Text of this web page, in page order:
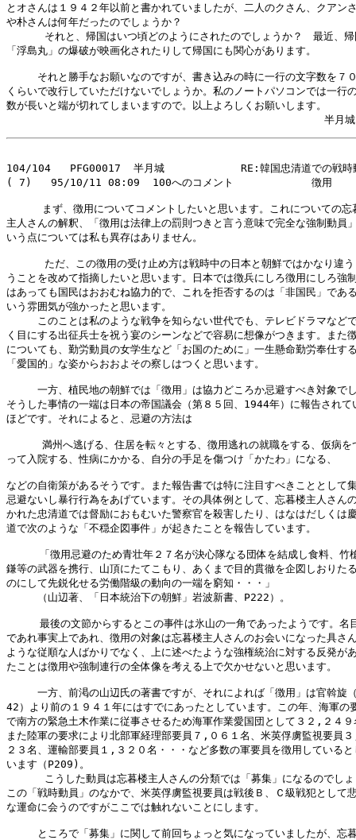
とオさんは１９４２年以前と書かれていましたが、二人のクさん、クアン
や朴さんは何年だったのでしょうか？
それと、帰国はいつ頃どのようにされたのでしょうか？　最近、
「浮島丸」の爆破が映画化されたりして帰国にも関心があります。
それと勝手なお願いなのですが、書き込みの時に一行の文字数を７
くらいで改行していただけないでしょうか。私のノートパソコンでは一行
数が長いと端が切れてしまいますので。以上よろしくお願いします。
104/104   PFG00017  半月城            RE:韓国忠清道での戦時動
( 7)   95/10/11 08:09  100へのコメント         　　徴用
　まず、徴用についてコメントしたいと思います。これについての忘
主人さんの解釈、「徴用は法律上の罰則つきと言う意味で完全な強制動員
いう点については私も異存はありません。
ただ、この徴用の受け止め方は戦時中の日本と朝鮮ではかなり違
うことを改めて指摘したいと思います。日本では徴兵にしろ徴用にしろ強
はあっても国民はおおむね協力的で、これを拒否するのは「非国民」であ
いう雰囲気が強かったと思います。
このことは私のような戦争を知らない世代でも、テレビドラマなど
く目にする出征兵士を祝う宴のシーンなどで容易に想像がつきます。また
についても、勤労動員の女学生など「お国のために」一生懸命勤労奉仕す
「愛国的」な姿からおおよその察しはつくと思います。
一方、植民地の朝鮮では「徴用」は協力どころか忌避すべき対象で
そうした事情の一端は日本の帝国議会（第８５回、1944年）に報告されて
ほどです。それによると、忌避の方法は
　満州へ逃げる、住居を転々とする、徴用逃れの就職をする、仮病を
って入院する、性病にかかる、自分の手足を傷つけ「かたわ」になる、
などの自衛策があるそうです。また報告書では特に注目すべきこととして
忌避ないし暴行行為をあげています。その具体例として、忘暮楼主人さん
かれた忠清道では督励におもむいた警察官を殺害したり、はなはだしくは
道で次のような「不穏企図事件」が起きたことを報告しています。
「徴用忌避のため青壮年２７名が決心隊なる団体を結成し食料、竹
鎌等の武器を携行、山頂にたてこもり、あくまで目的貫徹を企図しおりた
のにして先鋭化せる労働階級の動向の一端を窮知・・・」
（山辺著、「日本統治下の朝鮮」岩波新書、P222）。
最後の文節からするとこの事件は氷山の一角であったようです。名
であれ事実上であれ、徴用の対象は忘暮楼主人さんのお会いになった具さ
ような従順な人ばかりでなく、上に述べたような強権統治に対する反発が
たことは徴用や強制連行の全体像を考える上で欠かせないと思います。
一方、前渇の山辺氏の著書ですが、それによれば「徴用」は官斡旋
42）より前の１９４１年にはすでにあったとしています。この年、海軍の
で南方の緊急土木作業に従事させるため海軍作業愛国団として３２,２４９
また陸軍の要求により北部軍経理部要員７,０６１名、米英俘虜監視要員
２３名、運輸部要員１,３２０名・・・など多数の軍要員を徴用していると
います（P209)。
こうした動員は忘暮楼主人さんの分類では「募集」になるのでし
この「戦時動員」のなかで、米英俘虜監視要員は戦後Ｂ、Ｃ級戦犯として
な運命に会うのですがここでは触れないことにします。
ところで「募集」に関して前回ちょっと気になっていましたが、忘